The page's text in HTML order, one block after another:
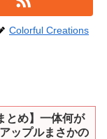
Colorful Creations
とめ】一体何が
ップルまさかの